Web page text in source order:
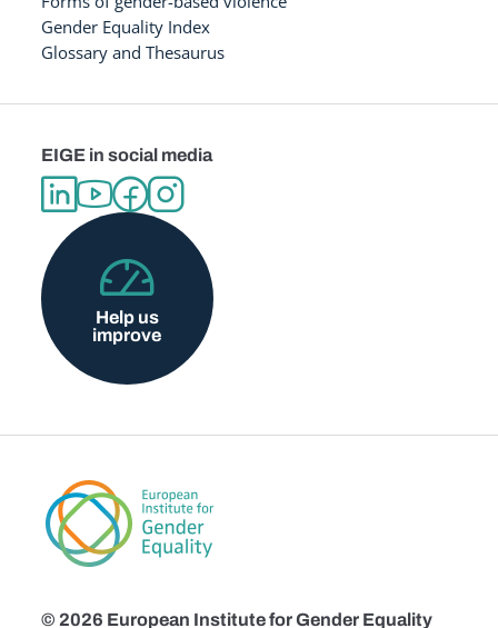
Gender Equality Index
Glossary and Thesaurus
EIGE in social media
Help us
improve
© 2026 European Institute for Gender Equality